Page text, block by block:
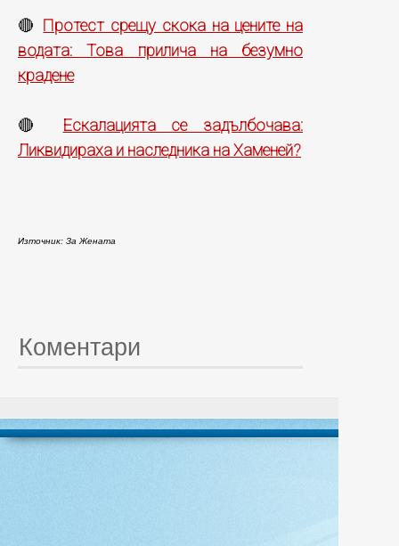
🔴 Протест срещу скока на цените на
водата: Това прилича на безумно
крадене
🔴 Ескалацията се задълбочава:
Ликвидираха и наследника на Хаменей?
Източник: За Жената
Коментари